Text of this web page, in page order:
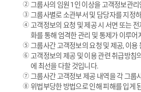
그룹사의 임원 1인 이상을 고객정보관
그룹사별로 소관부서 및 담당자를 지정
고객정보의 요청 및 제공 시 서면 또는
화를 통해 엄격한 관리 및 통제가 이루어
그룹사간 고객정보의 요청 및 제공, 이
고객정보의 제공 및 이용 관련 취급방침
에 최선을 다할 것입니다.
그룹사간 고객정보 제공 내역을 각 그
위법부당한 방법으로 인해 피해를 입게